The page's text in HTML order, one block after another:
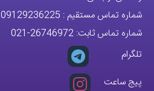
شماره تماس مستقیم : 09129236225
شماره تماس ثابت: 26746972
-021
تلگرام
پیج ساعت